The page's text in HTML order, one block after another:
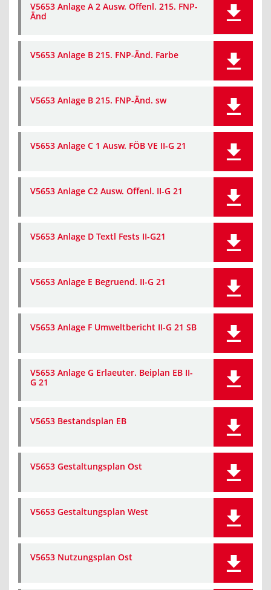
V5653 Anlage A 2 Ausw. Offenl. 215. FNP-
Änd
V5653 Anlage B 215. FNP-Änd. Farbe
V5653 Anlage B 215. FNP-Änd. sw
V5653 Anlage C 1 Ausw. FÖB VE II-G 21
V5653 Anlage C2 Ausw. Offenl. II-G 21
V5653 Anlage D Textl Fests II-G21
V5653 Anlage E Begruend. II-G 21
V5653 Anlage F Umweltbericht II-G 21 SB
V5653 Anlage G Erlaeuter. Beiplan EB II-
G 21
V5653 Bestandsplan EB
V5653 Gestaltungsplan Ost
V5653 Gestaltungsplan West
V5653 Nutzungsplan Ost